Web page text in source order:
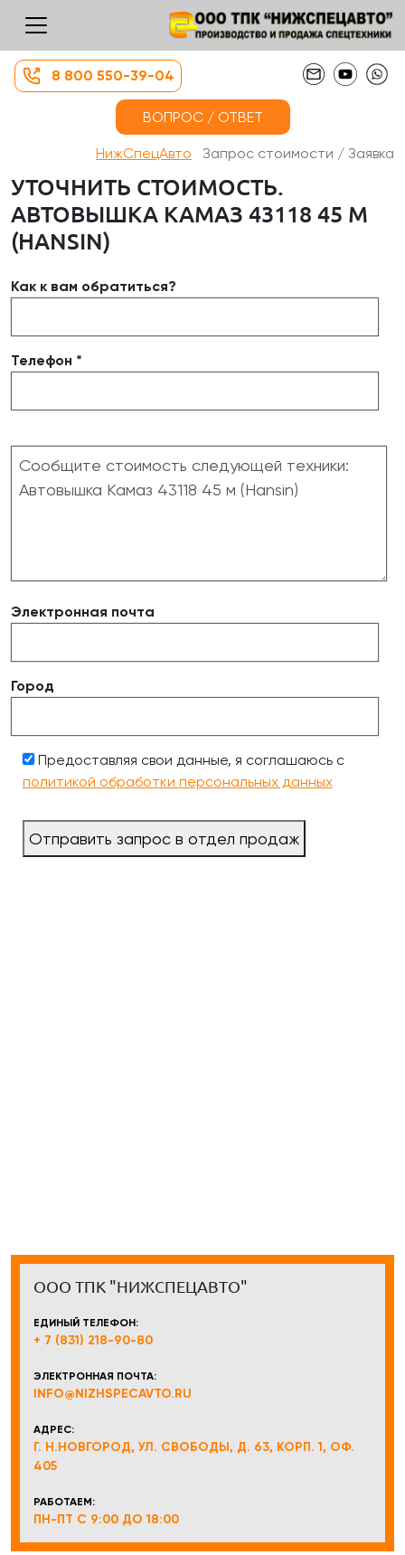
8 800 550-39-04
ВОПРОС / ОТВЕТ
НижСпецАвто Запрос стоимости / Заявка
УТОЧНИТЬ СТОИМОСТЬ.
АВТОВЫШКА КАМАЗ 43118 45 М
(HANSIN)
Как к вам обратиться?
Телефон *
Электронная почта
Город
Предоставляя свои данные, я соглашаюсь с
политикой обработки персональных данных
Отправить запрос в отдел продаж
ООО ТПК "НИЖСПЕЦАВТО"
ЕДИНЫЙ ТЕЛЕФОН:
+ 7 (831) 218-90-80
ЭЛЕКТРОННАЯ ПОЧТА:
INFO@NIZHSPECAVTO.RU
АДРЕС:
Г. Н.НОВГОРОД, УЛ. СВОБОДЫ, Д. 63, КОРП. 1, ОФ.
405
РАБОТАЕМ:
ПН-ПТ С 9:00 ДО 18:00